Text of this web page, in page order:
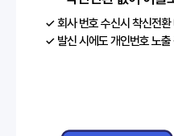
✓ 회사 번호 수신시 착신전
✓ 발신 시에도 개인번호 노출